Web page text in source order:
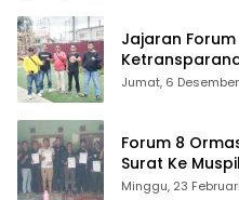
Jajaran
Damkar Di
Jumat, 6
Forum 8
Surat Ke
Matel di Cisoka
Minggu, 23